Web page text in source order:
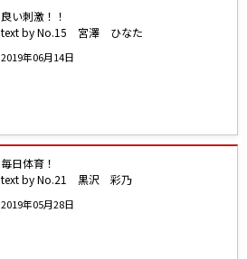
良い刺激！！
text by No.15 宮澤 ひなた
2019年06月14日
毎日体育！
text by No.21 黒沢 彩乃
2019年05月28日